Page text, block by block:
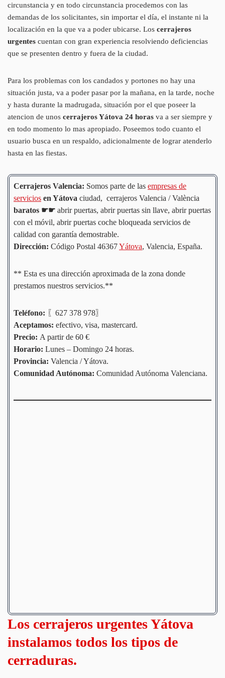
circunstancia y en todo circunstancia procedemos con las
demandas de los solicitantes, sin importar el día, el instante ni la
localización en la que va a poder ubicarse. Los cerrajeros
urgentes cuentan con gran experiencia resolviendo deficiencias
que se presenten dentro y fuera de la ciudad.
Para los problemas con los candados y portones no hay una
situación justa, va a poder pasar por la mañana, en la tarde, noche
y hasta durante la madrugada, situación por el que poseer la
atencion de unos cerrajeros Yátova 24 horas va a ser siempre y
en todo momento lo mas apropiado. Poseemos todo cuanto el
usuario busca en un respaldo, adicionalmente de lograr atenderlo
hasta en las fiestas.
Cerrajeros Valencia: Somos parte de las empresas de
servicios en Yátova ciudad, cerrajeros Valencia / València
baratos ☛☛ abrir puertas, abrir puertas sin llave, abrir puertas
con el móvil, abrir puertas coche bloqueada servicios de
calidad con garantía demostrable.
Dirección: Código Postal 46367Yátova, Valencia, España.
** Esta es una dirección aproximada de la zona donde
prestamos nuestros servicios.**
Teléfono: 〖627 378 978〗
Aceptamos: efectivo, visa, mastercard.
Precio: A partir de 60 €
Horario: Lunes – Domingo 24 horas.
Provincia: Valencia / Yátova.
Comunidad Autónoma: Comunidad Autónoma Valenciana.
Los cerrajeros urgentes Yátova
instalamos todos los tipos de
cerraduras.